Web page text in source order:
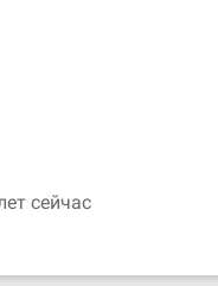
сейчас